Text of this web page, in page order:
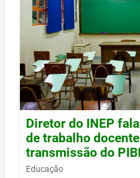
Diretor do INEP
de trabalho
transmissão do
Educação